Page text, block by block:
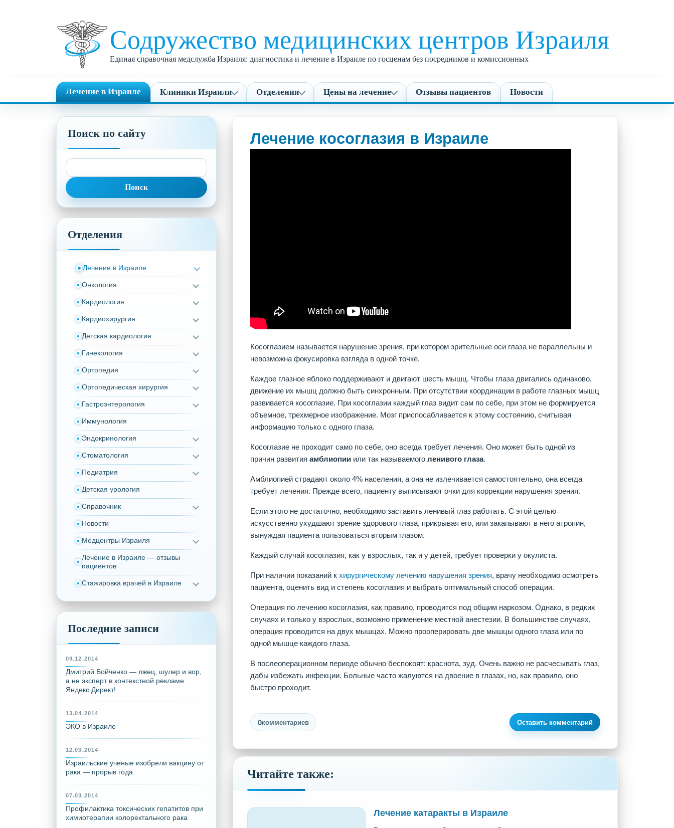
Содружество медицинских центров Израиля
Единая справочная медслужба Израиля: диагностика и лечение в Израиле по госценам без посредников и комиссионных
Лечение в Израиле Клиники Израиля Отделения Цены на лечение Отзывы пациентов Новости
Поиск по сайту
Найти:
Отделения
Лечение в Израиле
Онкология
Кардиология
Кардиохирургия
Детская кардиология
Гинекология
Ортопедия
Ортопедическая хирургия
Гастроэнтерология
Иммунология
Эндокринология
Стоматология
Педиатрия
Детская урология
Справочник
Новости
Медцентры Израиля
Лечение в Израиле — отзывы
пациентов
Стажировка врачей в Израиле
Последние записи
09.12.2014
Дмитрий Бойченко — лжец, шулер и вор,
а не эксперт в контекстной рекламе
Яндекс.Директ!
13.04.2014
ЭКО в Израиле
12.03.2014
Израильские ученые изобрели вакцину от
рака — прорыв года
07.03.2014
Профилактика токсических гепатитов при
химиотерапии колоректального рака
Лечение косоглазия в Израиле
Косоглазием называется нарушение зрения, при котором зрительные оси глаза не параллельны и
невозможна фокусировка взгляда в одной точке.
Каждое глазное яблоко поддерживают и двигают шесть мышц. Чтобы глаза двигались одинаково,
движение их мышц должно быть синхронным. При отсутствии координации в работе глазных мышц
развивается косоглазие. При косоглазии каждый глаз видит сам по себе, при этом не формируется
объемное, трехмерное изображение. Мозг приспосабливается к этому состоянию, считывая
информацию только с одного глаза.
Косоглазие не проходит само по себе, оно всегда требует лечения. Оно может быть одной из
причин развития амблиопии или так называемого ленивого глаза.
Амблиопией страдают около 4% населения, а она не излечивается самостоятельно, она всегда
требует лечения. Прежде всего, пациенту выписывают очки для коррекции нарушения зрения.
Если этого не достаточно, необходимо заставить ленивый глаз работать. С этой целью
искусственно ухудшают зрение здорового глаза, прикрывая его, или закапывают в него атропин,
вынуждая пациента пользоваться вторым глазом.
Каждый случай косоглазия, как у взрослых, так и у детей, требует проверки у окулиста.
При наличии показаний к хирургическому лечению нарушения зрения, врачу необходимо осмотреть
пациента, оценить вид и степень косоглазия и выбрать оптимальный способ операции.
Операция по лечению косоглазия, как правило, проводится под общим наркозом. Однако, в редких
случаях и только у взрослых, возможно применение местной анестезии. В большинстве случаях,
операция проводится на двух мышцах. Можно прооперировать две мышцы одного глаза или по
одной мышце каждого глаза.
В послеоперационном периоде обычно беспокоят: краснота, зуд. Очень важно не расчесывать глаз,
дабы избежать инфекции. Больные часто жалуются на двоение в глазах, но, как правило, оно
быстро проходит.
0комментариев Оставить комментарий
Читайте также:
Лечение катаракты в Израиле